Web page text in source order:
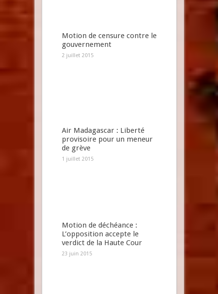
Motion de censure contre le
gouvernement
2 juillet 2015
Air Madagascar : Liberté
provisoire pour un meneur
de grève
1 juillet 2015
Motion de déchéance :
L’opposition accepte le
verdict de la Haute Cour
23 juin 2015